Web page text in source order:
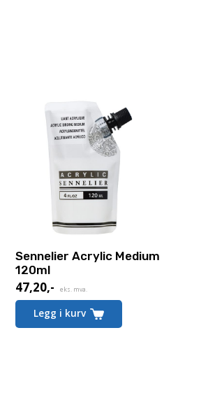
Sennelier Acrylic Medium
120ml
47,20,- eks. mva.
Legg i kurv